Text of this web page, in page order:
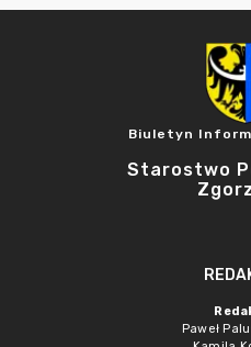
Biuletyn
Starostwo
Paweł